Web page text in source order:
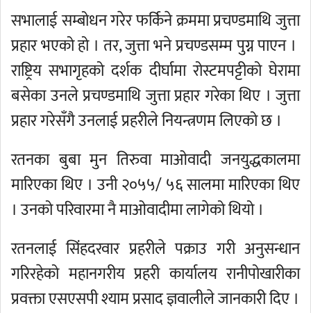
सभालाई सम्बोधन गरेर फर्किने क्रममा प्रचण्डमाथि जुत्ता
प्रहार भएको हो । तर, जुत्ता भने प्रचण्डसम्म पुग्न पाएन ।
राष्ट्रिय सभागृहको दर्शक दीर्घामा रोस्टमपट्टीको घेरामा
बसेका उनले प्रचण्डमाथि जुत्ता प्रहार गरेका थिए । जुत्ता
प्रहार गरेसँगै उनलाई प्रहरीले नियन्त्रणम लिएको छ ।
रतनका बुबा मुन तिरुवा माओवादी जनयुद्धकालमा
मारिएका थिए । उनी २०५५/ ५६ सालमा मारिएका थिए
। उनको परिवारमा नै माओवादीमा लागेको थियो ।
रतनलाई सिंहदरवार प्रहरीले पक्राउ गरी अनुसन्धान
गरिरहेको महानगरीय प्रहरी कार्यालय रानीपोखारीका
प्रवक्ता एसएसपी श्याम प्रसाद ज्ञवालीले जानकारी दिए ।